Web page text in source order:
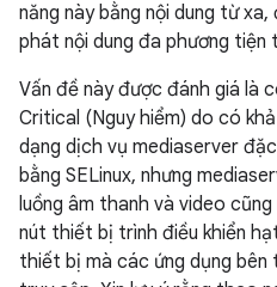
năng này bằng nội dung từ
phát nội dung đa phương tiện
Vấn đề này được đánh giá là
Critical (Nguy hiểm) do có
dạng dịch vụ mediaserver
bằng SELinux, nhưng
luồng âm thanh và video
nút thiết bị trình điều khiển
thiết bị mà các ứng dụng